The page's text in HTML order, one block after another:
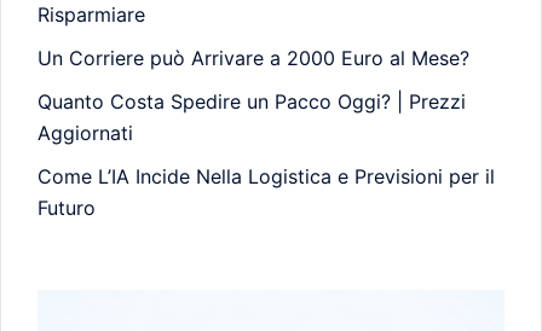
Risparmiare
Un Corriere può Arrivare a 2000 Euro al Mese?
Quanto Costa Spedire un Pacco Oggi? | Prezzi
Aggiornati
Come L’IA Incide Nella Logistica e Previsioni per il
Futuro